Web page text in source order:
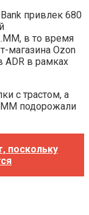
привлек 680
в то время
магазина Ozon
ADR в рамках
с трастом, а
подорожали
поскольку